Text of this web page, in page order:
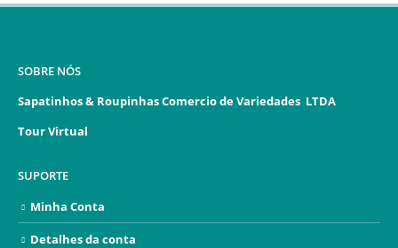
SOBRE NÓS
Sapatinhos & Roupinhas Comercio de Variedades LTDA
Tour Virtual
SUPORTE
Minha Conta
Detalhes da conta